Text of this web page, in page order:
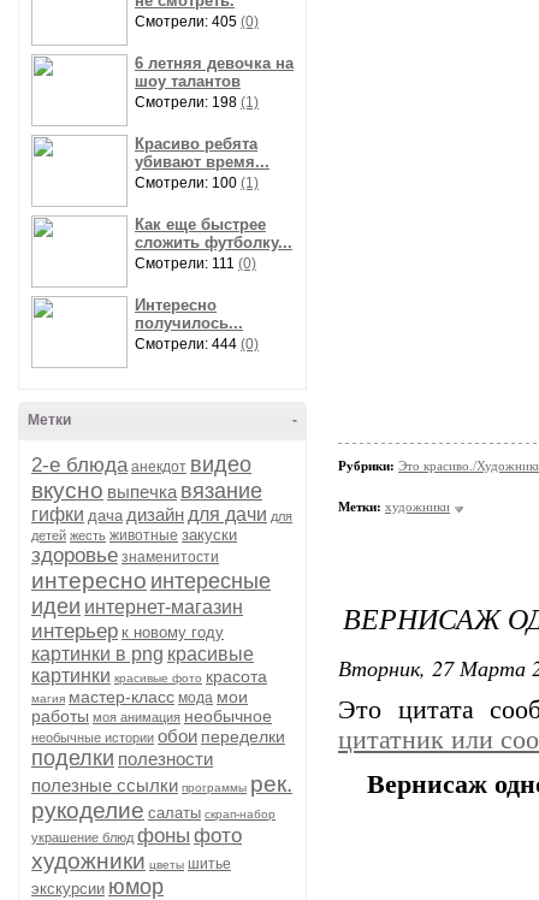
Смотрели: 405 (0)
6 летняя девочка на
шоу талантов
Смотрели: 198 (1)
Красиво ребята
убивают время...
Смотрели: 100 (1)
Как еще быстрее
сложить футболку...
Смотрели: 111 (0)
Интересно
получилось...
Смотрели: 444 (0)
-
Метки
2-е блюда анекдот видео
вкусно выпечка вязание
гифки дача дизайн для дачи для
детей жесть животные закуски
здоровье знаменитости
интересно интересные
идеи интернет-магазин
интерьер к новому году
картинки в png красивые
картинки красивые фото красота
магия мастер-класс мода мои
работы моя анимация необычное
необычные истории обои переделки
поделки полезности
полезные ссылки программы рек.
рукоделие салаты скрап-набор
украшение блюд фоны фото
художники цветы шитье
экскурсии юмор
Рубрики: Это красиво./
Метки: художники
ВЕРНИСАЖ
Вторник, 27 Марта
Это цитата
цитатник или
Вернисаж